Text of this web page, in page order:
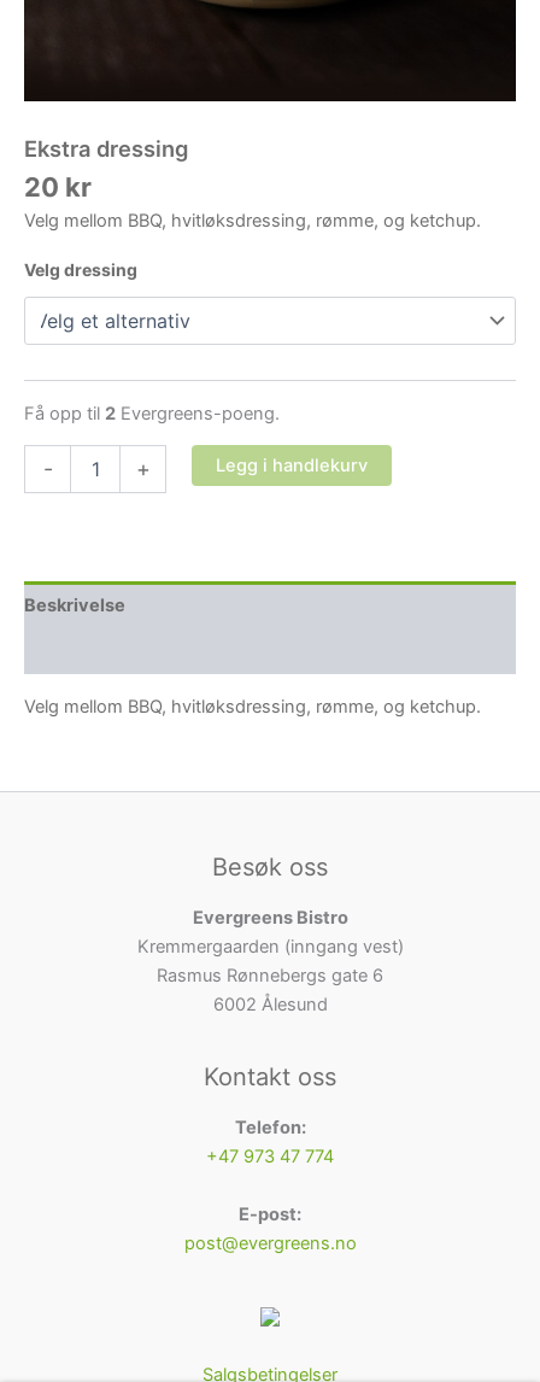
Ekstra dressing
20 kr
Velg mellom BBQ, hvitløksdressing, rømme, og ketchup.
Velg dressing
Få opp til 2 Evergreens-poeng.
- + Legg i handlekurv
Beskrivelse
Velg mellom BBQ, hvitløksdressing, rømme, og ketchup.
Besøk oss
Evergreens Bistro
Kremmergaarden (inngang vest)
Rasmus Rønnebergs gate 6
6002 Ålesund
Kontakt oss
Telefon:
+47 973 47 774
E-post:
post@evergreens.no
Salgsbetingelser